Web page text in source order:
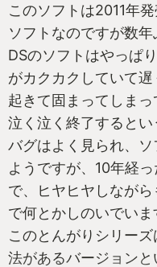
このソフトは2011年
ソフトなのですが数年
DSのソフトはやっぱ
がカクカクしていて
起きて固まってしま
泣く泣く終了すると
バグはよく見られ、
ようですが、10年経
で、ヒヤヒヤしなが
で何とかしのいでいま
このとんがりシリー
法があるバージョン